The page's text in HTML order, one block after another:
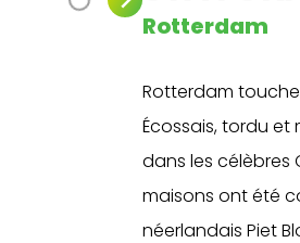
Rotterdam
Rotterdam
Écossais, tordu
dans les célèbres
maisons ont été
néerlandais Piet